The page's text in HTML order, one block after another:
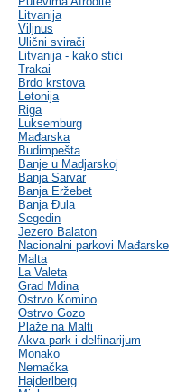
Litvanija
Viljnus
Ulični svirači
Litvanija - kako stići
Trakai
Brdo krstova
Letonija
Riga
Luksemburg
Mađarska
Budimpešta
Banje u Madjarskoj
Banja Sarvar
Banja Eržebet
Banja Ðula
Segedin
Jezero Balaton
Nacionalni parkovi Mađarske
Malta
La Valeta
Grad Mdina
Ostrvo Komino
Ostrvo Gozo
Plaže na Malti
Akva park i delfinarijum
Monako
Nemačka
Hajderlberg